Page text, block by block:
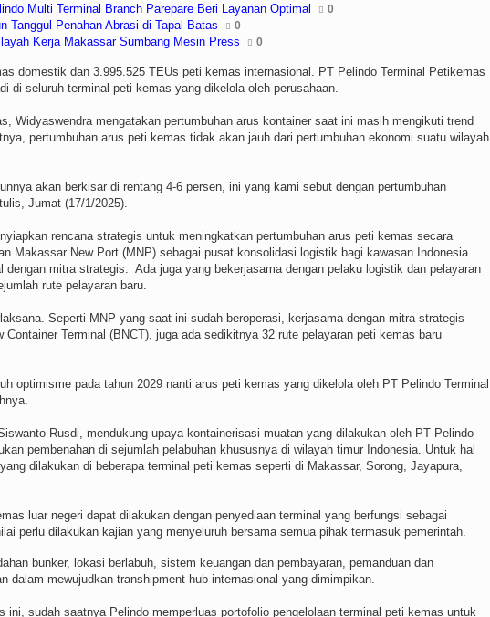
Multi Terminal Branch Parepare Beri Layanan Optimal 0
Tanggul Penahan Abrasi di Tapal Batas 0
Kerja Makassar Sumbang Mesin Press 0
domestik dan 3.995.525 TEUs peti kemas internasional. PT Pelindo Terminal Petikemas
di seluruh terminal peti kemas yang dikelola oleh perusahaan.
Widyaswendra mengatakan pertumbuhan arus kontainer saat ini masih mengikuti trend
pertumbuhan arus peti kemas tidak akan jauh dari pertumbuhan ekonomi suatu wilayah
akan berkisar di rentang 4-6 persen, ini yang kami sebut dengan pertumbuhan
Jumat (17/1/2025).
rencana strategis untuk meningkatkan pertumbuhan arus peti kemas secara
Makassar New Port (MNP) sebagai pusat konsolidasi logistik bagi kawasan Indonesia
dengan mitra strategis. Ada juga yang bekerjasama dengan pelaku logistik dan pelayaran
rute pelayaran baru.
Seperti MNP yang saat ini sudah beroperasi, kerjasama dengan mitra strategis
Terminal (BNCT), juga ada sedikitnya 32 rute pelayaran peti kemas baru
optimisme pada tahun 2029 nanti arus peti kemas yang dikelola oleh PT Pelindo Terminal
Rusdi, mendukung upaya kontainerisasi muatan yang dilakukan oleh PT Pelindo
pembenahan di sejumlah pelabuhan khususnya di wilayah timur Indonesia. Untuk hal
dilakukan di beberapa terminal peti kemas seperti di Makassar, Sorong, Jayapura,
luar negeri dapat dilakukan dengan penyediaan terminal yang berfungsi sebagai
perlu dilakukan kajian yang menyeluruh bersama semua pihak termasuk pemerintah.
bunker, lokasi berlabuh, sistem keuangan dan pembayaran, pemanduan dan
dalam mewujudkan transhipment hub internasional yang dimimpikan.
ini, sudah saatnya Pelindo memperluas portofolio pengelolaan terminal peti kemas untuk